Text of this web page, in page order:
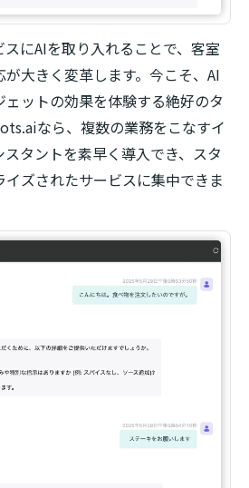
にAIを取り入れることで、客室
大きく変革します。今こそ、AI
ットの効果を体験する絶好のタ
なら、複数の業務をこなすイ
タントを素早く導入でき、スタ
イズされたサービスに集中できま